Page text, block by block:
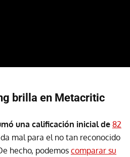
brilla en Metacritic
una calificación inicial de82
mal para el no tan reconocido
hecho, podemos comparar su